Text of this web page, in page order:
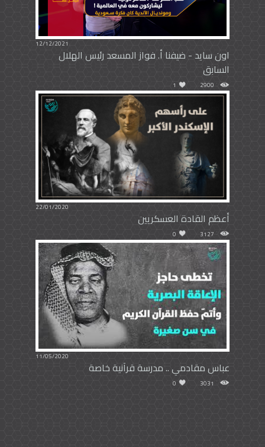
12/12/2021
اون سايد - ضيفنا أ. فواز المسعد رئيس الهلال
السابق
2900
1
22/01/2020
أعظم القادة العسكريين
3127
0
11/05/2020
عباس مقادمي .. مدرسة قرآنية خاصة
3031
0